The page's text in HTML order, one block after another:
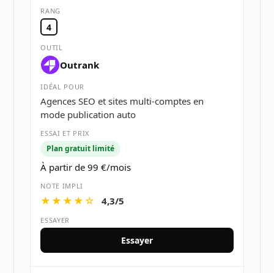
4
Outrank
Agences SEO et sites multi-comptes en
mode publication auto
Plan gratuit limité
À partir de 99 €/mois
★★★★☆ 4,3/5
Essayer